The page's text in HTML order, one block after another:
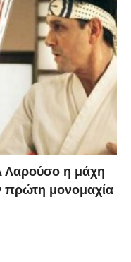
Λαρούσο η μάχη
πρώτη μονομαχία